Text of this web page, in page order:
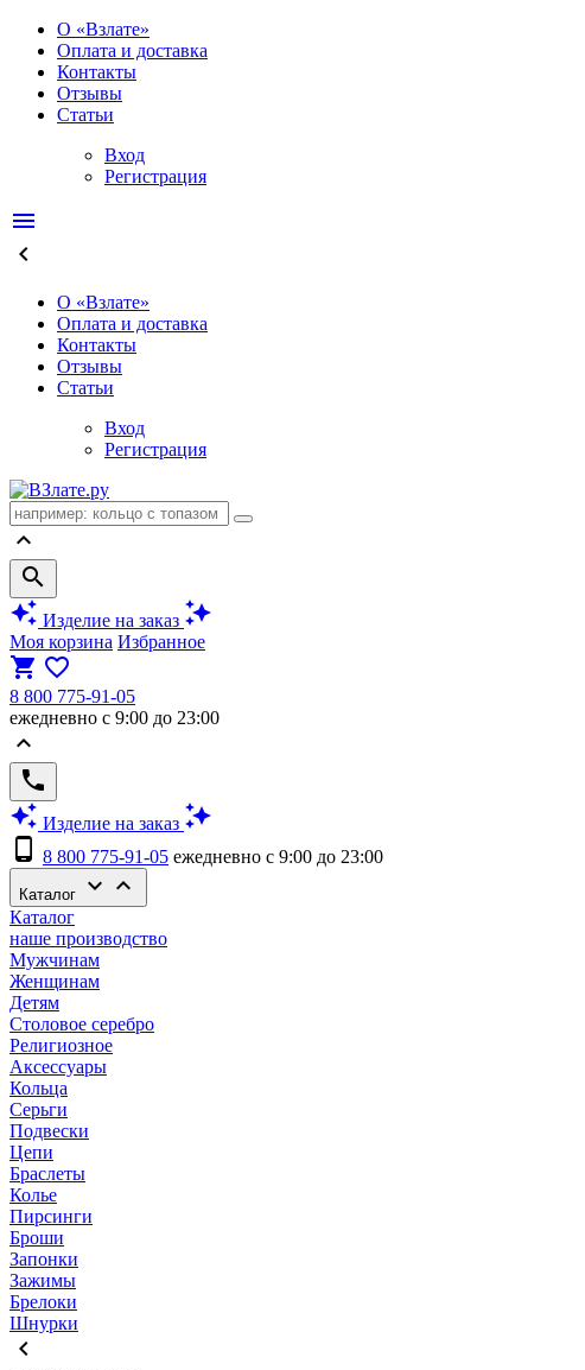
О «Взлате»
Оплата и доставка
Контакты
Отзывы
Статьи
Вход
Регистрация
menu
keyboard_arrow_left
О «Взлате»
Оплата и доставка
Контакты
Отзывы
Статьи
Вход
Регистрация
keyboard_arrow_up
search
auto_awesome Изделие на заказ auto_awesome
Моя корзина Избранное
shopping_cart favorite_border
8 800 775-91-05
ежедневно с 9:00 до 23:00
keyboard_arrow_up
phone
auto_awesome Изделие на заказ auto_awesome
phone_android 8 800 775-91-05 ежедневно с 9:00 до 23:00
Каталог keyboard_arrow_down keyboard_arrow_up
Каталог
наше производство
Мужчинам
Женщинам
Детям
Столовое серебро
Религиозное
Аксессуары
Кольца
Серьги
Подвески
Цепи
Браслеты
Колье
Пирсинги
Броши
Запонки
Зажимы
Брелоки
Шнурки
keyboard_arrow_left